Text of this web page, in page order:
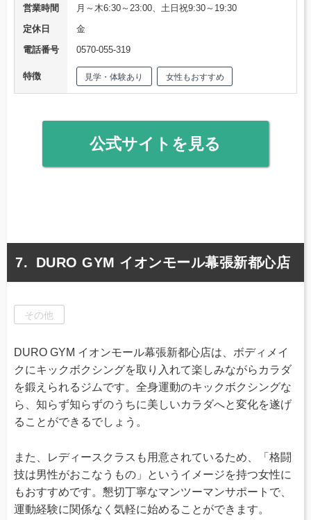
営業時間
月～木6:30～23:00、土日祝9:30～19:30
定休日
金
電話番号
0570-055-319
特徴 見学・体験あり 女性もおすすめ
公式サイトを見る
DURO GYM イオンモール幕張新都心店
その他
DURO GYM イオンモール幕張新都心店は、ボディメイ
クにキックボクシングを取り入れて楽しみながらカラダ
を鍛えられるジムです。全身運動のキックボクシングな
ら、知らず知らずのうちに美しいカラダへと変化を遂げ
ることができるでしょう。
また、レディースクラスも用意されているため、「格闘
技は男性がおこなうもの」というイメージを持つ女性に
もおすすめです。懇切丁寧なマンツーマンサポートで、
運動経験に関係なく気軽に始めることができます。